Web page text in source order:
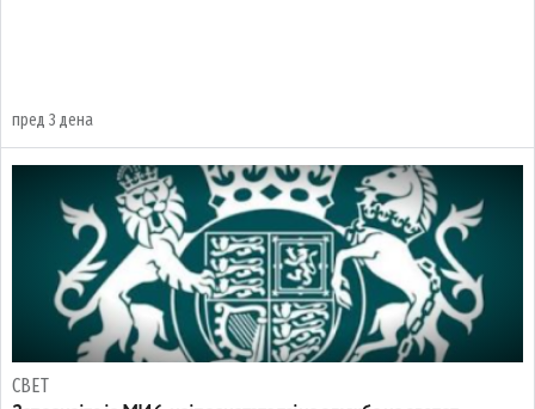
пред 3 дена
СВЕТ